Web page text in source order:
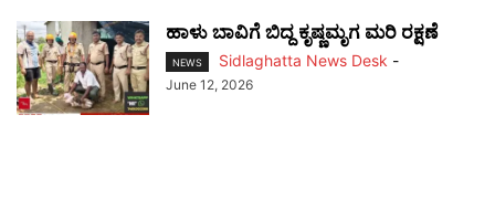
ಹಾಳು ಬಾವಿಗೆ ಬಿದ್ದ ಕೃಷ್ಣಮೃಗ ಮರಿ ರಕ್ಷಣೆ
NEWS Sidlaghatta News Desk -
June 12, 2026